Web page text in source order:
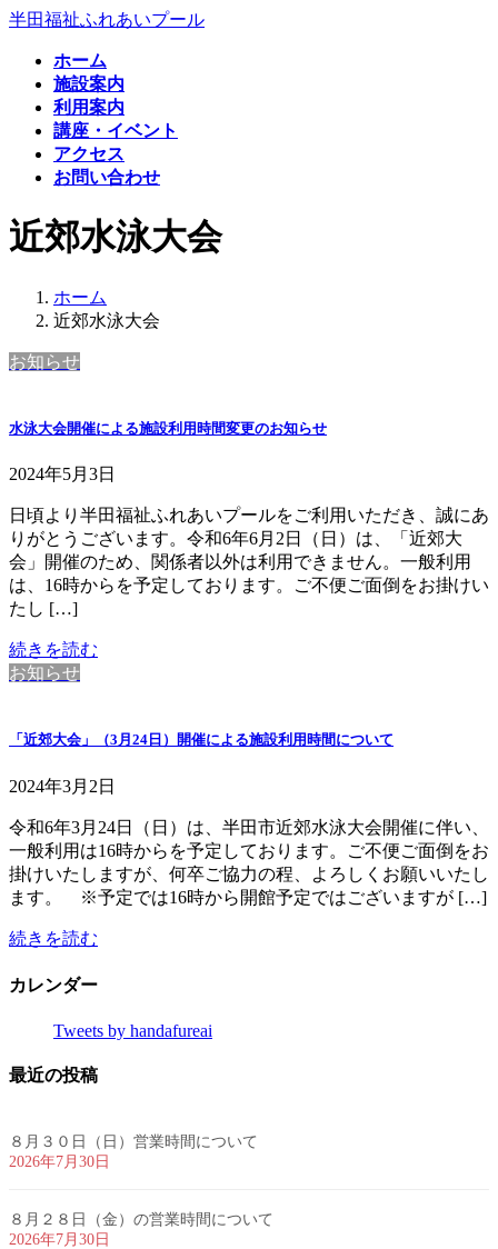
コ
プ
ナ
動
半田福祉ふれあいプール
ホーム
施設案内
利用案内
講座・イベント
アクセス
お問い合わせ
近郊水泳大会
ホーム
近郊水泳大会
お知らせ
水泳大会開催による施設利用時間変更のお知らせ
2024年5月3日
日頃より半田福祉ふれあいプールをご利用いただき、誠にあ
りがとうございます。令和6年6月2日（日）は、「近郊大
会」開催のため、関係者以外は利用できません。一般利用
は、16時からを予定しております。ご不便ご面倒をお掛けい
たし […]
続きを読む
お知らせ
「近郊大会」（3月24日）開催による施設利用時間について
2024年3月2日
令和6年3月24日（日）は、半田市近郊水泳大会開催に伴い、
一般利用は16時からを予定しております。ご不便ご面倒をお
掛けいたしますが、何卒ご協力の程、よろしくお願いいたし
ます。 ※予定では16時から開館予定ではございますが […]
続きを読む
カレンダー
Tweets by handafureai
最近の投稿
８月３０日（日）営業時間について
2026年7月30日
８月２８日（金）の営業時間について
2026年7月30日